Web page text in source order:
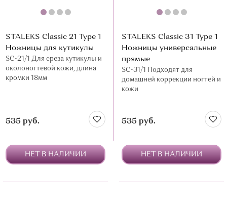
STALEKS Classic 21 Type 1
Ножницы для кутикулы
SC-21/1 Для среза кутикулы и
околоногтевой кожи, длина
кромки 18мм
535 руб.
НЕТ В НАЛИЧИИ
STALEKS Classic 31 Type 1
Ножницы универсальные
прямые
SC-31/1 Подходят для
домашней коррекции ногтей и
кожи
535 руб.
НЕТ В НАЛИЧИИ